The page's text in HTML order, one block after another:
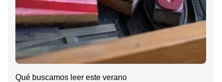
Qué buscamos leer este verano